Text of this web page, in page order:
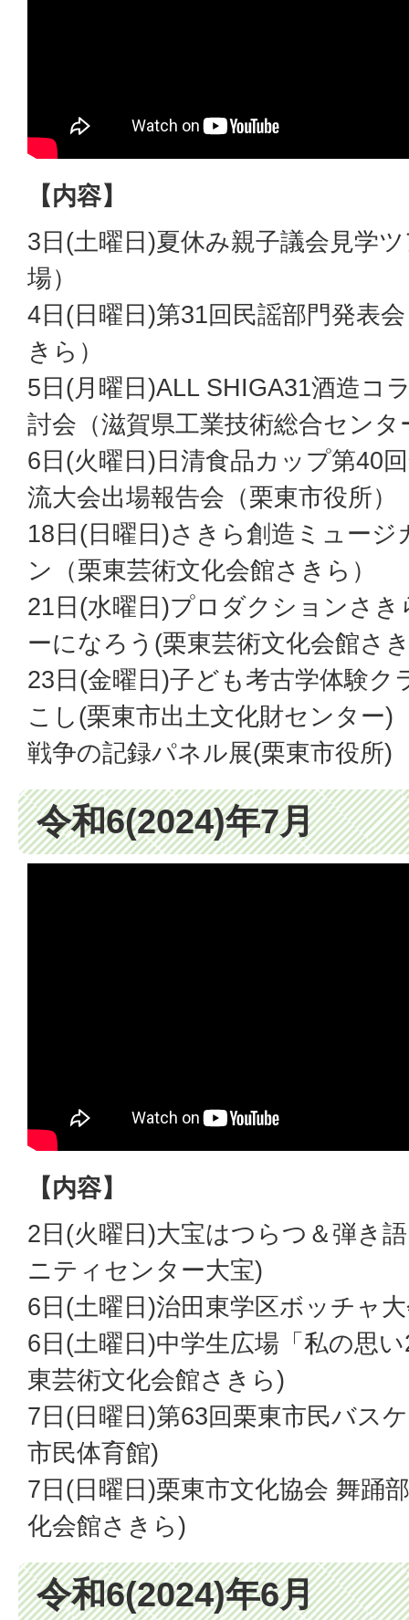
【内容】
3日(土曜日)夏休み親子議会見学
場）
4日(日曜日)第31回民謡部門発表
きら）
5日(月曜日)ALL SHIGA31酒造コ
討会（滋賀県工業技術総合センタ
6日(火曜日)日清食品カップ第40
流大会出場報告会（栗東市役所）
18日(日曜日)さきら創造ミュー
ン（栗東芸術文化会館さきら）
21日(水曜日)プロダクションさ
ーになろう(栗東芸術文化会館さ
23日(金曜日)子ども考古学体験ク
こし(栗東市出土文化財センター)
戦争の記録パネル展(栗東市役所)
令和6(2024)年7月
【内容】
2日(火曜日)大宝はつらつ＆弾き
ニティセンター大宝)
6日(土曜日)治田東学区ボッチャ
6日(土曜日)中学生広場「私の思
東芸術文化会館さきら)
7日(日曜日)第63回栗東市民バス
市民体育館)
7日(日曜日)栗東市文化協会 舞踊
化会館さきら)
令和6(2024)年6月